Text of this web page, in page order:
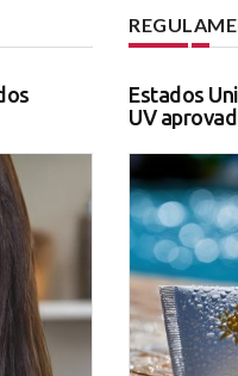
Estados
UV